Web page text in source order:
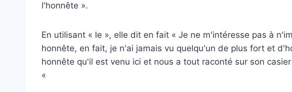
l'honnête ».
En utilisant « le », elle dit en fait « Je ne m'intéresse pas à
honnête, en fait, je n'ai jamais vu quelqu'un de plus fort et
honnête qu'il est venu ici et nous a tout raconté sur son
«